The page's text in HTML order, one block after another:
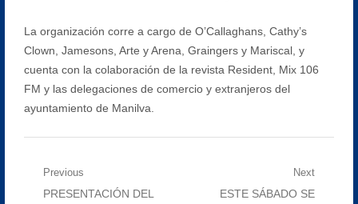
La organización corre a cargo de O’Callaghans, Cathy’s
Clown, Jamesons, Arte y Arena, Graingers y Mariscal, y
cuenta con la colaboración de la revista Resident, Mix 106
FM y las delegaciones de comercio y extranjeros del
ayuntamiento de Manilva.
Navegación
Previous
Previous
PRESENTACIÓN DEL
Next
Next
ESTE SÁBADO SE